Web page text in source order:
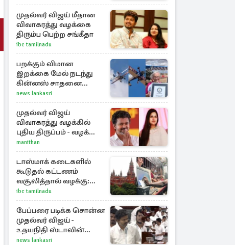
முதல்வர் விஜய் மீதான
விவாகரத்து வழக்கை
திரும்ப பெற்ற சங்கீதா
ibc tamilnadu
பறக்கும் விமான
இறக்கை மேல் நடந்து
கின்னஸ் சாதனை
படைத்த 97 வயது
மூதாட்டி
news lankasri
முதல்வர் விஜய்
விவாகரத்து வழக்கில்
புதிய திருப்பம் - வழக்கை
வாபஸ் பெற்ற சங்கீதா!
manithan
டாஸ்மாக் கடைகளில்
கூடுதல் கட்டணம்
வசூலித்தால் வழக்கு:
சென்னை
உயர்நீதிமன்றம் உத்தரவு
ibc tamilnadu
பேப்பரை படிக்க சொன்ன
முதல்வர் விஜய் -
உதயநிதி ஸ்டாலின்
கொடுத்த பதிலடி
news lankasri